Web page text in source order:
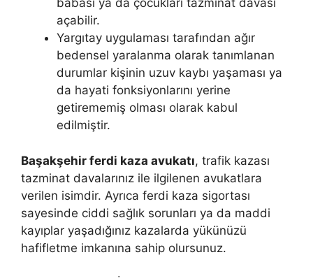
babası ya da çocukları tazminat davası
açabilir.
Yargıtay uygulaması tarafından ağır
bedensel yaralanma olarak tanımlanan
durumlar kişinin uzuv kaybı yaşaması ya
da hayati fonksiyonlarını yerine
getirememiş olması olarak kabul
edilmiştir.
Başakşehir ferdi kaza avukatı, trafik kazası
tazminat davalarınız ile ilgilenen avukatlara
verilen isimdir. Ayrıca ferdi kaza sigortası
sayesinde ciddi sağlık sorunları ya da maddi
kayıplar yaşadığınız kazalarda yükünüzü
hafifletme imkanına sahip olursunuz.